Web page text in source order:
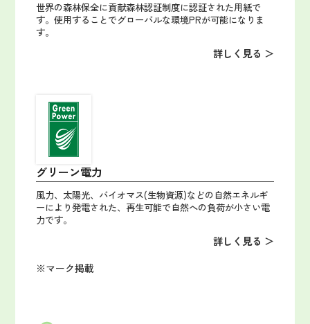
世界の森林保全に貢献森林認証制度に認証された用紙で
す。使用することでグローバルな環境PRが可能になりま
す。
詳しく見る ＞
グリーン電力
風力、太陽光、バイオマス(生物資源)などの自然エネルギ
ーにより発電された、再生可能で自然への負荷が小さい電
力です。
詳しく見る ＞
※マーク掲載